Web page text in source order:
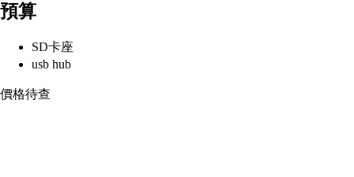
預算
SD卡座
usb hub
價格待查